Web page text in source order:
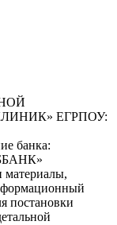
ЕГРПОУ:
банка:
постановки